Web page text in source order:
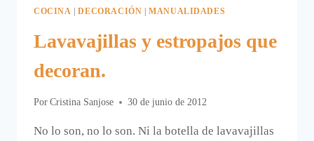
COCINA |DECORACIÓN |MANUALIDADES
Lavavajillas y estropajos que
decoran.
Por Cristina Sanjose 30 de junio de 2012
No lo son, no lo son. Ni la botella de lavavajillas